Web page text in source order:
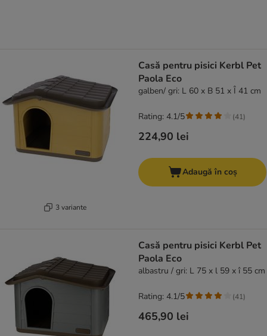
3 variante
Casă pentru pisici Kerbl Pet
Paola Eco
galben/ gri: L 60 x B 51 x Î 41 cm
224,90 lei
Rating: 4.1/5 (41)
Adaugă în coș
Casă pentru pisici Kerbl Pet
Paola Eco
albastru / gri: L 75 x l 59 x î 55 cm
465,90 lei
Rating: 4.1/5 (41)